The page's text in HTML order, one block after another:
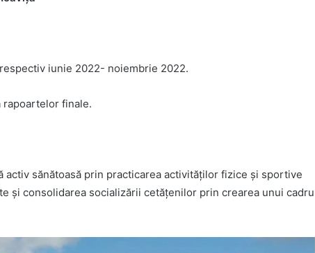
iunie 2022- noiembrie 2022.
rapoartelor finale.
sănătoasă prin practicarea activităților fizice și sportive
şi consolidarea socializării cetăţenilor prin crearea unui cadru